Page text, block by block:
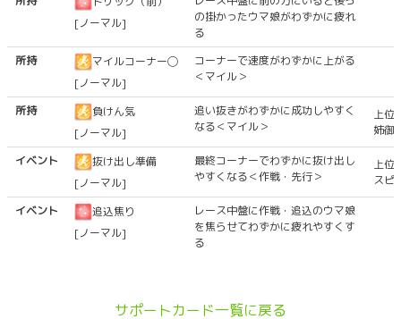
[ノーマル]
の掛かったウマ娘がわずかに疲れ
る
所持
マイルコーナー◯
[ノーマル]
コーナーで速度がわずかに上がる
＜マイル＞
所持
負けん気
[ノーマル]
追い抜きがわずかに成功しやすく
なる＜マイル＞
上位
姉御
イベント
抜け出し準備
[ノーマル]
最終コーナーでわずかに抜け出し
やすくなる＜作戦・先行＞
上位
スピ
イベント
追込焦り
[ノーマル]
レース中盤に作戦・追込のウマ娘
を焦らせてわずかに疲れやすくす
る
サポートカード一覧に戻る